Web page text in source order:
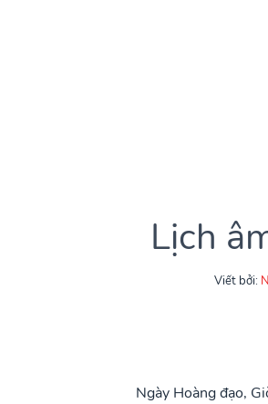
Lịch
Viết bởi:
Ngày Hoàng đạo,